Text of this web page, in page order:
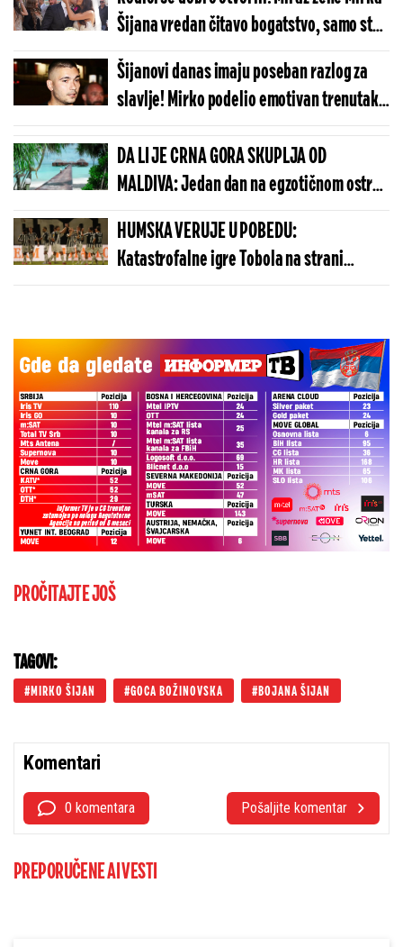
(FOTO/VIDEO)
Šijana vredan čitavo bogatstvo, samo stan
košta 250.000 evra
Šijanovi danas imaju poseban razlog za
slavlje! Mirko podelio emotivan trenutak,
čestitke samo pristižu (FOTO)
DA LI JE CRNA GORA SKUPLJA OD
MALDIVA: Jedan dan na egzotičnom ostrvu
može da košta manje nego u Budvi
HUMSKA VERUJE U POBEDU:
Katastrofalne igre Tobola na strani
ulivaju samopouzdanje Partizanu
PROČITAJTE JOŠ
TAGOVI:
MIRKO ŠIJAN GOCA BOŽINOVSKA BOJANA ŠIJAN
Komentari
0 komentara Pošaljite komentar
PREPORUČENE AI VESTI